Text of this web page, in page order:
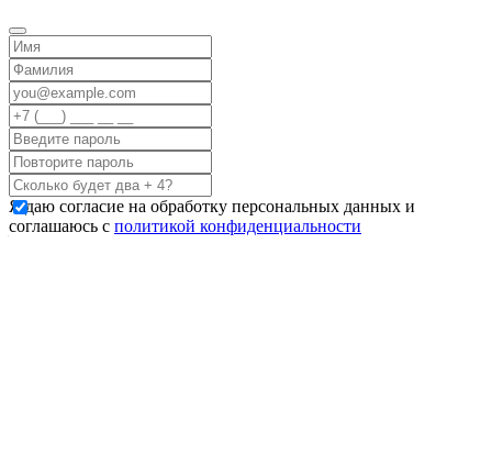
Я даю согласие на обработку персональных данных и
соглашаюсь с политикой конфиденциальности